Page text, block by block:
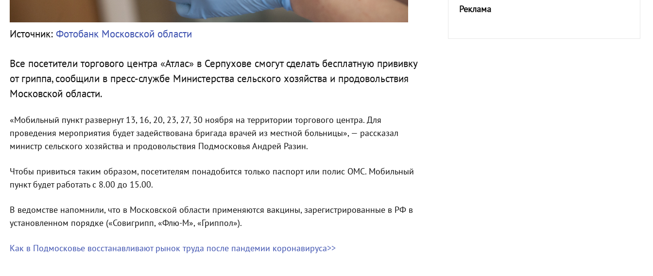
Источник: Фотобанк Московской области
Все посетители торгового центра «Атлас» в Серпухове смогут сделать бесплатную прививку
от гриппа, сообщили в пресс-службе Министерства сельского хозяйства и продовольствия
Московской области.
«Мобильный пункт развернут 13, 16, 20, 23, 27, 30 ноября на территории торгового центра. Для
проведения мероприятия будет задействована бригада врачей из местной больницы», — рассказал
министр сельского хозяйства и продовольствия Подмосковья Андрей Разин.
Чтобы привиться таким образом, посетителям понадобится только паспорт или полис ОМС. Мобильный
пункт будет работать с 8.00 до 15.00.
В ведомстве напомнили, что в Московской области применяются вакцины, зарегистрированные в РФ в
установленном порядке («Совигрипп, «Флю-М», «Гриппол»).
Как в Подмосковье восстанавливают рынок труда после пандемии коронавируса>>
Реклама